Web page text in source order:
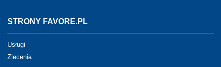
STRONY FAVORE.PL
Usługi
Zlecenia